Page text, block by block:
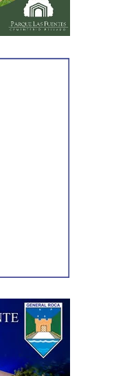
fundamentos
que el
reconocía
había
dermatitis de su
que esa
una
obra social.
obra social actúe
no modifica el